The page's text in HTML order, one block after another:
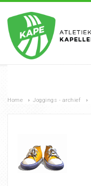
Home › Joggings - archief ›